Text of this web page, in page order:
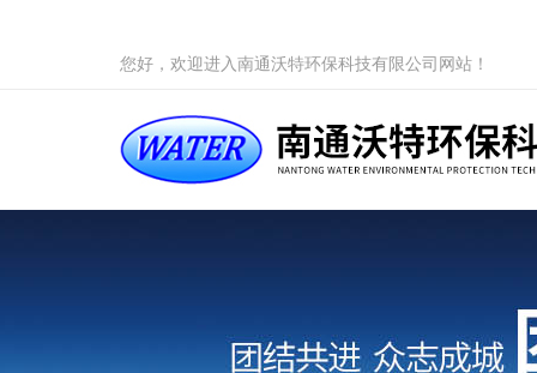
您好，欢迎进入南通沃特环保科技有限公司网站！